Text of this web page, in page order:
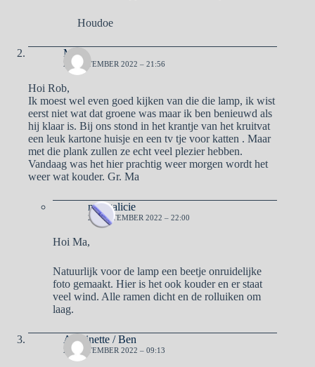
Houdoe
Ma
25 SEPTEMBER 2022 – 21:56
Hoi Rob,
Ik moest wel even goed kijken van die die lamp, ik wist
eerst niet wat dat groene was maar ik ben benieuwd als
hij klaar is. Bij ons stond in het krantje van het kruitvat
een leuk kartone huisje en een tv tje voor katten . Maar
met die plank zullen ze echt veel plezier hebben.
Vandaag was het hier prachtig weer morgen wordt het
weer wat kouder. Gr. Ma
naargalicie
25 SEPTEMBER 2022 – 22:00
Hoi Ma,
Natuurlijk voor de lamp een beetje onruidelijke
foto gemaakt. Hier is het ook kouder en er staat
veel wind. Alle ramen dicht en de rolluiken om
laag.
Antoinette / Ben
26 SEPTEMBER 2022 – 09:13